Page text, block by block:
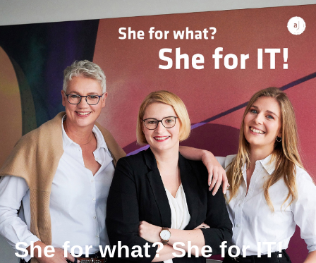
She for what? She for IT!